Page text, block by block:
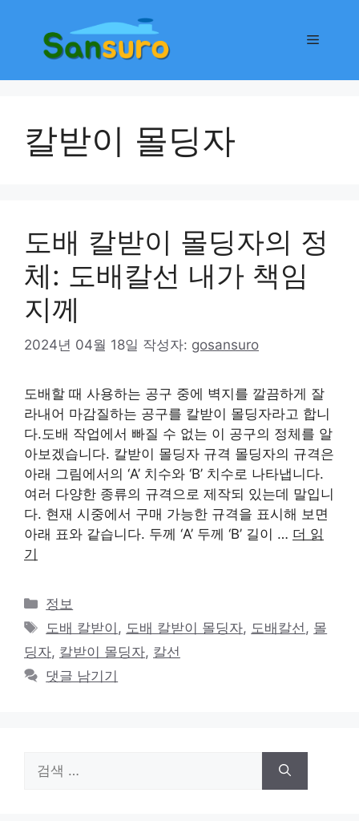
메
칼받이 몰딩자
도배 칼받이 몰딩자의 정
체: 도배칼선 내가 책임
지께
2024년 04월 18일 작성자: gosansuro
도배할 때 사용하는 공구 중에 벽지를 깔끔하게 잘
라내어 마감질하는 공구를 칼받이 몰딩자라고 합니
다.도배 작업에서 빠질 수 없는 이 공구의 정체를 알
아보겠습니다. 칼받이 몰딩자 규격 몰딩자의 규격은
아래 그림에서의 ‘A’ 치수와 ‘B’ 치수로 나타냅니다.
여러 다양한 종류의 규격으로 제작되 있는데 말입니
다. 현재 시중에서 구매 가능한 규격을 표시해 보면
아래 표와 같습니다. 두께 ‘A’ 두께 ‘B’ 길이 … 더 읽
기
카
테
리
정보
태
그
도배 칼받이 , 도배 칼받이 몰딩자, 도배칼선 , 몰
딩자, 칼받이 몰딩자, 칼선
댓글 남기기
색: